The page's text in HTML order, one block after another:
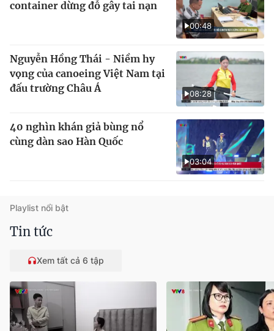
00:48
container dừng đỗ gây tai nạn
08:28
Nguyễn Hồng Thái - Niềm hy
vọng của canoeing Việt Nam tại
đấu trường Châu Á
03:04
40 nghìn khán giả bùng nổ
cùng dàn sao Hàn Quốc
Playlist nổi bật
Tin tức
Xem tất cả 6 tập